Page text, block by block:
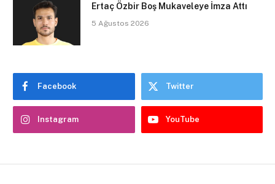
Ertaç Özbir Boş Mukaveleye İmza Attı
5 Ağustos 2026
Facebook Twitter
Instagram YouTube